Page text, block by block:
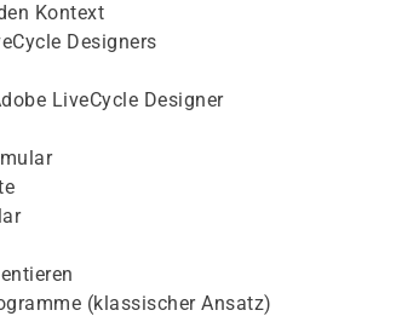
Kontext
Designers
LiveCycle Designer
(klassischer Ansatz)